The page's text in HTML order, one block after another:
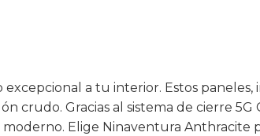
a tu interior. Estos paneles,
Gracias al sistema de cierre 5G
Elige Ninaventura Anthracite